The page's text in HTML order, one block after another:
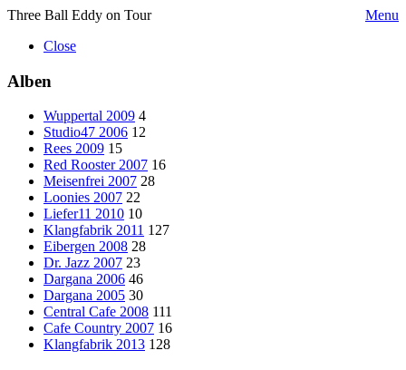
Three Ball Eddy on Tour
Menu
Close
Alben
Wuppertal 2009 4
Studio47 2006 12
Rees 2009 15
Red Rooster 2007 16
Meisenfrei 2007 28
Loonies 2007 22
Liefer11 2010 10
Klangfabrik 2011 127
Eibergen 2008 28
Dr. Jazz 2007 23
Dargana 2006 46
Dargana 2005 30
Central Cafe 2008 111
Cafe Country 2007 16
Klangfabrik 2013 128